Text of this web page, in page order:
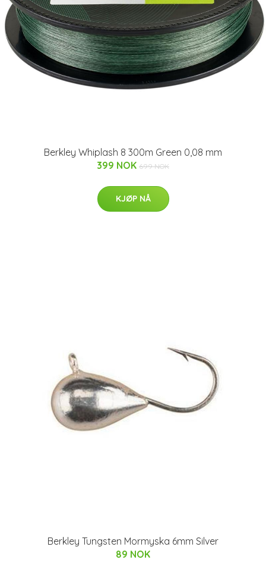
Berkley Whiplash 8 300m Green 0,08 mm
399 NOK 699 NOK
KJØP NÅ
Berkley Tungsten Mormyska 6mm Silver
89 NOK